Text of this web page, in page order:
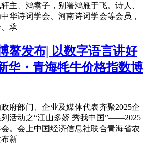
主、鸿翥子，别署鸿雁于飞。诗人、
华诗词学会、河南诗词学会等会员，
承
鳌发布| 以数字语言讲好
华・青海牦牛价格指数博
府部门、企业及媒体代表齐聚2025企
活动之“江山多娇 秀我中国”——2025
。会上中国经济信息社联合青海省农
新